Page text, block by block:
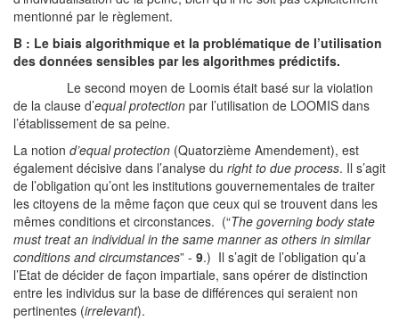
mentionné par le règlement.
B : Le biais algorithmique et la problématique de l’utilisation
des données sensibles par les algorithmes prédictifs.
Le second moyen de Loomis était basé sur la violation
de la clause d’equal protection par l’utilisation de LOOMIS dans
l’établissement de sa peine.
La notion d’equal protection (Quatorzième Amendement), est
également décisive dans l’analyse du right to due process. Il s’agit
de l’obligation qu’ont les institutions gouvernementales de traiter
les citoyens de la même façon que ceux qui se trouvent dans les
mêmes conditions et circonstances. (“The governing body state
must treat an individual in the same manner as others in similar
conditions and circumstances” - 9.) Il s’agit de l’obligation qu’a
l’Etat de décider de façon impartiale, sans opérer de distinction
entre les individus sur la base de différences qui seraient non
pertinentes (irrelevant).